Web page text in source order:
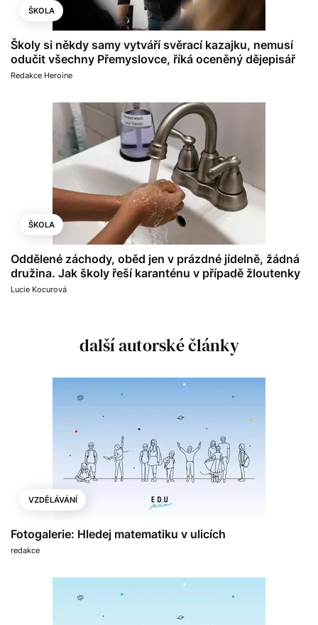
ŠKOLA
Školy si někdy samy vytváří svěrací kazajku, nemusí
odučit všechny Přemyslovce, říká oceněný dějepisář
Redakce Heroine
ŠKOLA
Oddělené záchody, oběd jen v prázdné jídelně, žádná
družina. Jak školy řeší karanténu v případě žloutenky
Lucie Kocurová
další autorské články
VZDĚLÁVÁNÍ
Fotogalerie: Hledej matematiku v ulicích
redakce